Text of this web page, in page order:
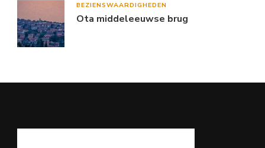
BEZIENSWAARDIGHEDEN
Ota middeleeuwse brug